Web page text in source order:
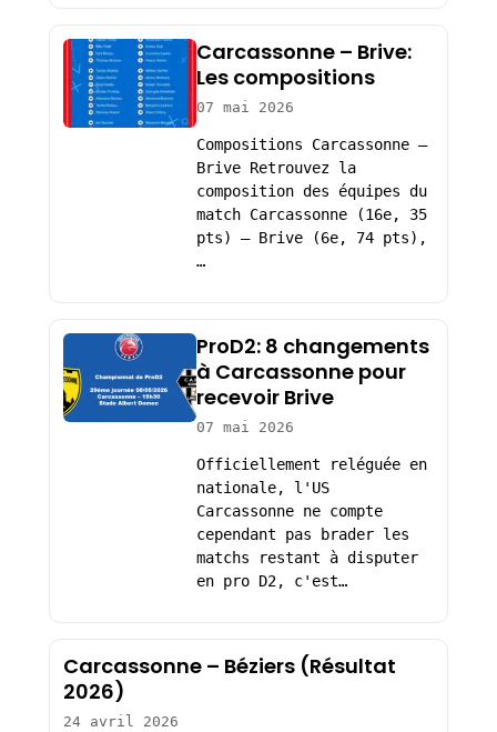
Carcassonne – Brive:
Les compositions
07 mai 2026
Compositions Carcassonne –
Brive Retrouvez la
composition des équipes du
match Carcassonne (16e, 35
pts) – Brive (6e, 74 pts),
…
ProD2: 8 changements
à Carcassonne pour
recevoir Brive
07 mai 2026
Officiellement reléguée en
nationale, l'US
Carcassonne ne compte
cependant pas brader les
matchs restant à disputer
en pro D2, c'est…
Carcassonne – Béziers (Résultat
2026)
24 avril 2026